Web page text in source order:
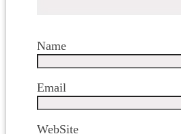
Name
Email
WebSite